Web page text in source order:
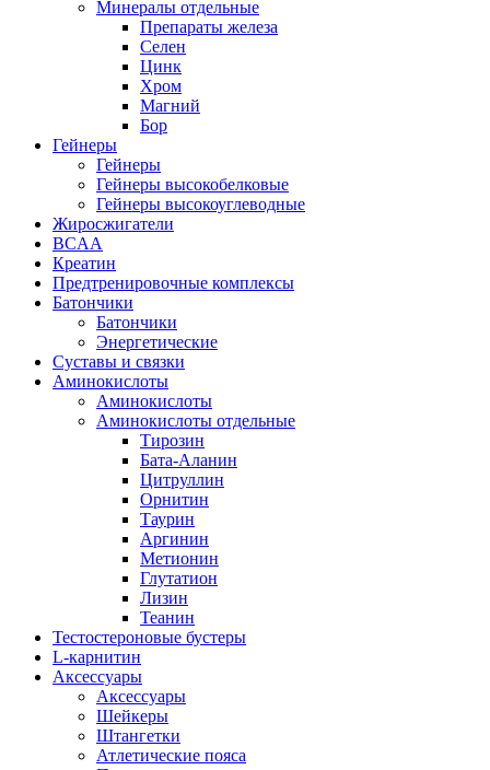
Минералы отдельные
Препараты железа
Селен
Цинк
Хром
Магний
Бор
Гейнеры
Гейнеры
Гейнеры высокобелковые
Гейнеры высокоуглеводные
Жиросжигатели
BCAA
Креатин
Предтренировочные комплексы
Батончики
Батончики
Энергетические
Суставы и связки
Аминокислоты
Аминокислоты
Аминокислоты отдельные
Тирозин
Бата-Аланин
Цитруллин
Орнитин
Таурин
Аргинин
Метионин
Глутатион
Лизин
Теанин
Тестостероновые бустеры
L-карнитин
Аксессуары
Аксессуары
Шейкеры
Штангетки
Атлетические пояса